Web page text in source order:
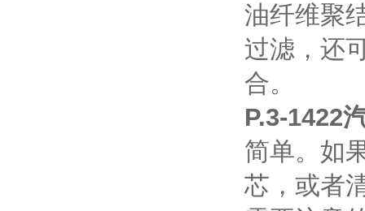
油纤维聚
过滤，还
合。
P.3-1422
简单。如
芯，或者